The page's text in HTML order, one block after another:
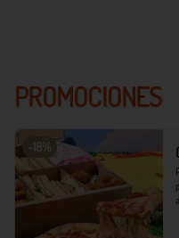
PROMOCIONES
-18%